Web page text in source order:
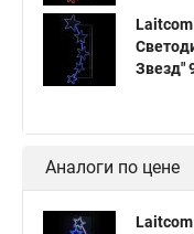
Звезд"
Аналоги по цене
Laitcom